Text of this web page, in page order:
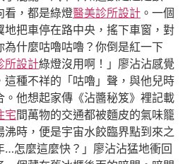
看，都是綠燈醫美診所設計 。一個
地把車停在路中央，搖下車窗，對
為什麼咕嚕咕嚕？你倒是紅一下
所設計綠燈沒用啊！」廖沾沾感覺
這種不祥的「咕嚕」聲，與他兒時
他想起家傳《沾醬秘笈》裡記載
宅間萬物的交通都被麵皮的氣味籠
時，便是宇宙水餃臨界點到來之
…怎麼這麼快？」廖沾沾猛地衝回